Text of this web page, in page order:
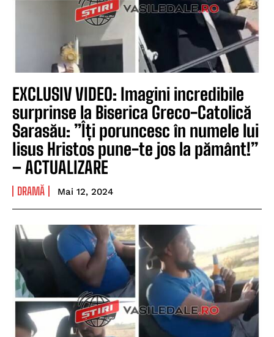
EXCLUSIV VIDEO: Imagini incredibile
surprinse la Biserica Greco-Catolică
Sarasău: ”Îți poruncesc în numele lui
Iisus Hristos pune-te jos la pământ!”
– ACTUALIZARE
DRAMĂ Mai 12, 2024